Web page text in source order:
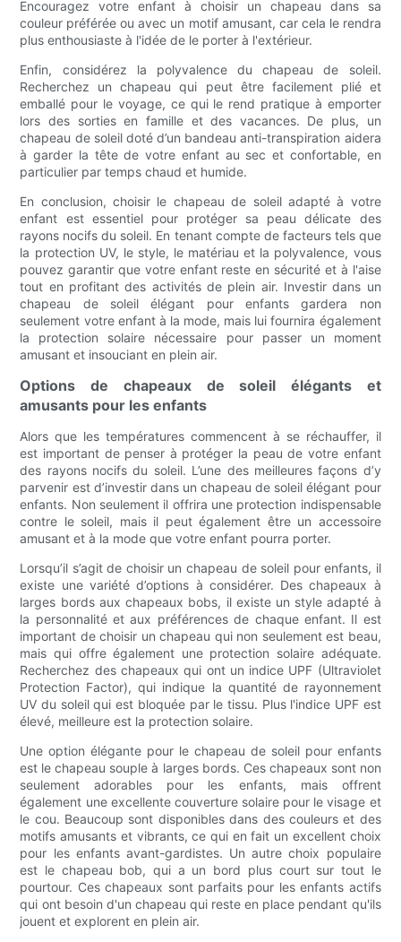
Encouragez votre enfant à choisir un chapeau dans sa
couleur préférée ou avec un motif amusant, car cela le rendra
plus enthousiaste à l'idée de le porter à l'extérieur.
Enfin, considérez la polyvalence du chapeau de soleil.
Recherchez un chapeau qui peut être facilement plié et
emballé pour le voyage, ce qui le rend pratique à emporter
lors des sorties en famille et des vacances. De plus, un
chapeau de soleil doté d’un bandeau anti-transpiration aidera
à garder la tête de votre enfant au sec et confortable, en
particulier par temps chaud et humide.
En conclusion, choisir le chapeau de soleil adapté à votre
enfant est essentiel pour protéger sa peau délicate des
rayons nocifs du soleil. En tenant compte de facteurs tels que
la protection UV, le style, le matériau et la polyvalence, vous
pouvez garantir que votre enfant reste en sécurité et à l'aise
tout en profitant des activités de plein air. Investir dans un
chapeau de soleil élégant pour enfants gardera non
seulement votre enfant à la mode, mais lui fournira également
la protection solaire nécessaire pour passer un moment
amusant et insouciant en plein air.
Options de chapeaux de soleil élégants et
amusants pour les enfants
Alors que les températures commencent à se réchauffer, il
est important de penser à protéger la peau de votre enfant
des rayons nocifs du soleil. L’une des meilleures façons d’y
parvenir est d’investir dans un chapeau de soleil élégant pour
enfants. Non seulement il offrira une protection indispensable
contre le soleil, mais il peut également être un accessoire
amusant et à la mode que votre enfant pourra porter.
Lorsqu’il s’agit de choisir un chapeau de soleil pour enfants, il
existe une variété d’options à considérer. Des chapeaux à
larges bords aux chapeaux bobs, il existe un style adapté à
la personnalité et aux préférences de chaque enfant. Il est
important de choisir un chapeau qui non seulement est beau,
mais qui offre également une protection solaire adéquate.
Recherchez des chapeaux qui ont un indice UPF (Ultraviolet
Protection Factor), qui indique la quantité de rayonnement
UV du soleil qui est bloquée par le tissu. Plus l'indice UPF est
élevé, meilleure est la protection solaire.
Une option élégante pour le chapeau de soleil pour enfants
est le chapeau souple à larges bords. Ces chapeaux sont non
seulement adorables pour les enfants, mais offrent
également une excellente couverture solaire pour le visage et
le cou. Beaucoup sont disponibles dans des couleurs et des
motifs amusants et vibrants, ce qui en fait un excellent choix
pour les enfants avant-gardistes. Un autre choix populaire
est le chapeau bob, qui a un bord plus court sur tout le
pourtour. Ces chapeaux sont parfaits pour les enfants actifs
qui ont besoin d'un chapeau qui reste en place pendant qu'ils
jouent et explorent en plein air.